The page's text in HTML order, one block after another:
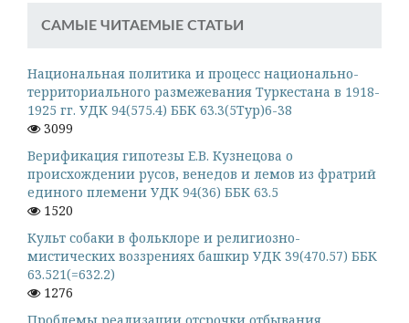
САМЫЕ ЧИТАЕМЫЕ СТАТЬИ
Национальная политика и процесс национально-
территориального размежевания Туркестана в 1918-
1925 гг. УДК 94(575.4) ББК 63.3(5Тур)6-38
3099
Верификация гипотезы Е.В. Кузнецова о
происхождении русов, венедов и лемов из фратрий
единого племени УДК 94(36) ББК 63.5
1520
Культ собаки в фольклоре и религиозно-
мистических воззрениях башкир УДК 39(470.57) ББК
63.521(=632.2)
1276